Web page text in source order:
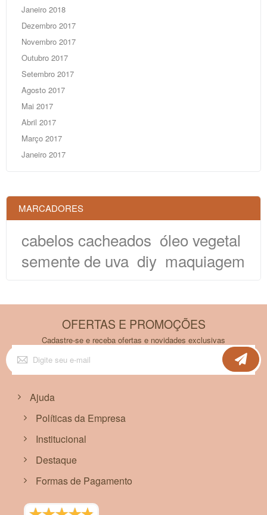
Janeiro 2018
Dezembro 2017
Novembro 2017
Outubro 2017
Setembro 2017
Agosto 2017
Mai 2017
Abril 2017
Março 2017
Janeiro 2017
MARCADORES
cabelos cacheados óleo vegetal
semente de uva diy maquiagem
OFERTAS E PROMOÇÕES
Cadastre-se e receba ofertas e novidades exclusivas
Inscreva-
se
na
Ajuda
Políticas da Empresa
Institucional
Destaque
Formas de Pagamento